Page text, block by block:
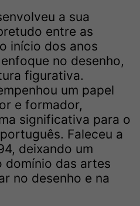
a sua
entre as
início dos anos
no desenho,
figurativa.
um papel
e formador,
significativa para o
Faleceu a
deixando um
domínio das artes
no desenho e na